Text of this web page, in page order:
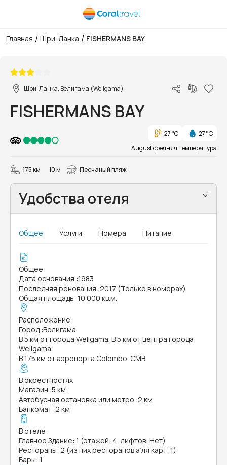
Главная / Шри-Ланка / FISHERMANS BAY
Шри-Ланка, Велигама (Weligama)
FISHERMANS BAY
27 °C
27 °C
August средняя температура
175 км 10 м Песчаный пляж
Удобства отеля
Общее Услуги Номера Питание
Общее
Дата основания :1983
Последняя реновация :2017 (Только в номерах)
Общая площадь :10 000 кв.м.
Расположение
Город :Велигама
В 5 км от города Weligama. В 5 км от центра города
Weligama
В 175 км от аэропорта Colombo-CMB
В окрестностях
Магазин :5 км
Автобусная остановка или метро :2 км
Банкомат :2 км
В отеле
Главное Здание: 1 (этажей: 4, лифтов: Нет)
Рестораны: 2 (из них ресторанов а’ля карт: 1)
Бары: 1